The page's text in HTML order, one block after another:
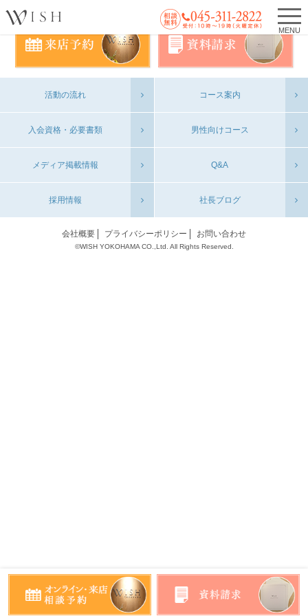
MENU
活動の流れ コース案内
入会資格・必要書類 男性向けコース
メディア掲載情報 Q&A
採用情報 社長ブログ
会社概要 プライバシーポリシー お問い合わせ
©WISH YOKOHAMA CO.,Ltd. All Rights Reserved.